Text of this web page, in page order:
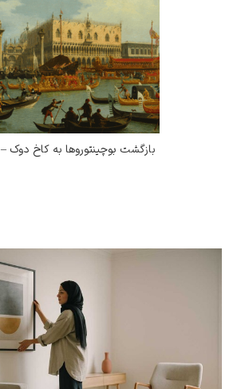
بازگشت بوچینتوروها به کاخ دوک – کانالتو